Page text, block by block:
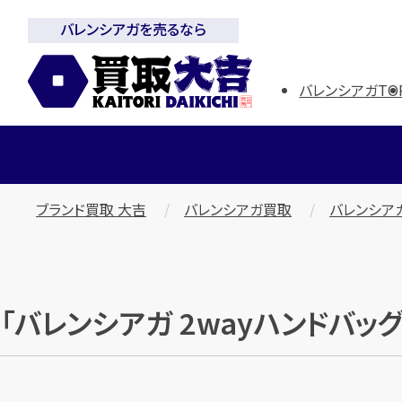
バレンシアガを売るなら
バレンシアガ
ブランド買取 大吉 バレンシアガ買取 バレンシ
「バレンシアガ 2wayハンドバッ